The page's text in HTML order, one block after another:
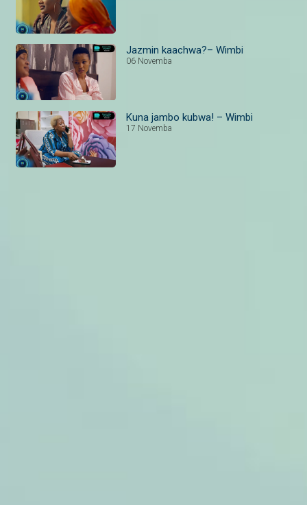
Jazmin kaachwa?– Wimbi
06 Novemba
Kuna jambo kubwa! – Wimbi
17 Novemba